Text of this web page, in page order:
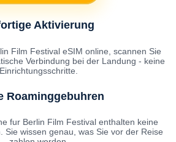
Aktivierung
Film Festival eSIM online, scannen Sie
Verbindung bei der Landung - keine
Einrichtungsschritte.
Roaminggebuhren
fur Berlin Film Festival enthalten keine
Sie wissen genau, was Sie vor der Reise